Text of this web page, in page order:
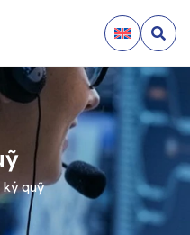
ký quỹ